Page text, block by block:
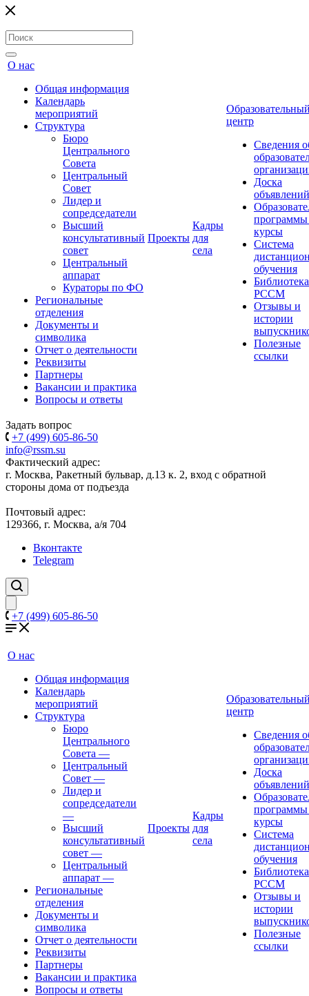
О нас
Общая информация
Календарь
мероприятий
Структура
Бюро
Центрального
Совета
Центральный
Совет
Лидер и
сопредседатели
Высший
консультативный
совет
Центральный
аппарат
Кураторы по ФО
Региональные
отделения
Документы и
символика
Отчет о деятельности
Реквизиты
Партнеры
Вакансии и практика
Вопросы и ответы
Проекты
Кадры
для
села
центр
Сведения
Доска
объявлений
курсы
Система
обучения
Библиотека
РССМ
Отзывы и
истории
Полезные
ссылки
Задать вопрос
+7 (499) 605-86-50
info@rssm.su
Фактический адрес:
г. Москва, Ракетный бульвар, д.13 к. 2, вход с обратной
стороны дома от подъезда
Почтовый адрес:
129366, г. Москва, а/я 704
Вконтакте
Telegram
+7 (499) 605-86-50
О нас
Общая информация
Календарь
мероприятий
Структура
Бюро
Центрального
Совета —
Центральный
Совет —
Лидер и
сопредседатели
—
Высший
консультативный
совет —
Центральный
аппарат —
Региональные
отделения
Документы и
символика
Отчет о деятельности
Реквизиты
Партнеры
Вакансии и практика
Вопросы и ответы
Проекты
Кадры
для
села
центр
Сведения
Доска
объявлений
курсы
Система
обучения
Библиотека
РССМ
Отзывы и
истории
Полезные
ссылки